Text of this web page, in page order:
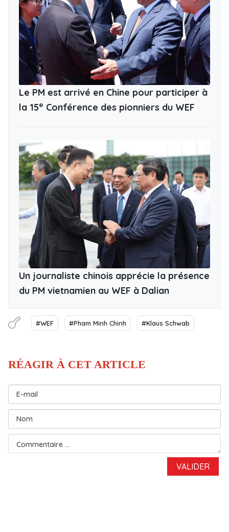
Le PM est arrivé en Chine pour participer à
la 15e Conférence des pionniers du WEF
Un journaliste chinois apprécie la présence
du PM vietnamien au WEF à Dalian
#WEF #Pham Minh Chinh #Klaus Schwab